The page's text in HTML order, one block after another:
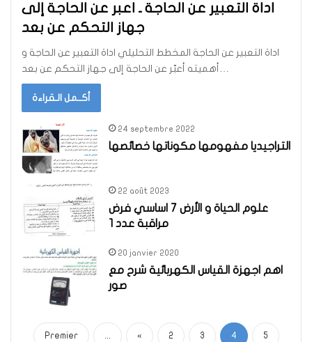
اداة التعبير عن الحاجة ـ اعبر عن الحاجة إلى
جهاز التحكم عن بعد
اداة التعبير عن الحاجة المخطط التحليلي اداة التعبير عن الحاجة و
أهميته أعبّر عن الحاجة إلى جهاز التحكم عن بعد…
أكــمل الـقراءة
24 septembre 2022
التراجيديا مفهومها مكوناتها خصائصها
22 août 2023
علوم الحياة و الأرض 7 اساسي فرض
مراقبة عدد 1
20 janvier 2020
اهم اجهزة القياس الكهربائية شرح مع
صور
Premier « 2 3 4 5